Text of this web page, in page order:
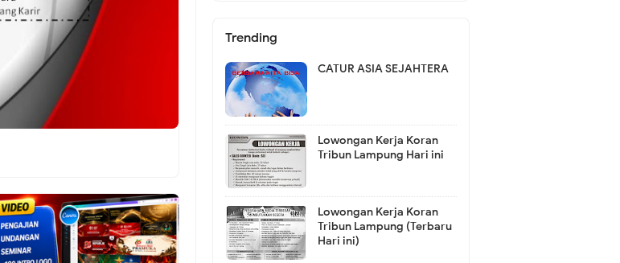
Trending
CATUR ASIA SEJAHTERA
Lowongan Kerja Koran
Tribun Lampung Hari ini
Lowongan Kerja Koran
Tribun Lampung (Terbaru
Hari ini)